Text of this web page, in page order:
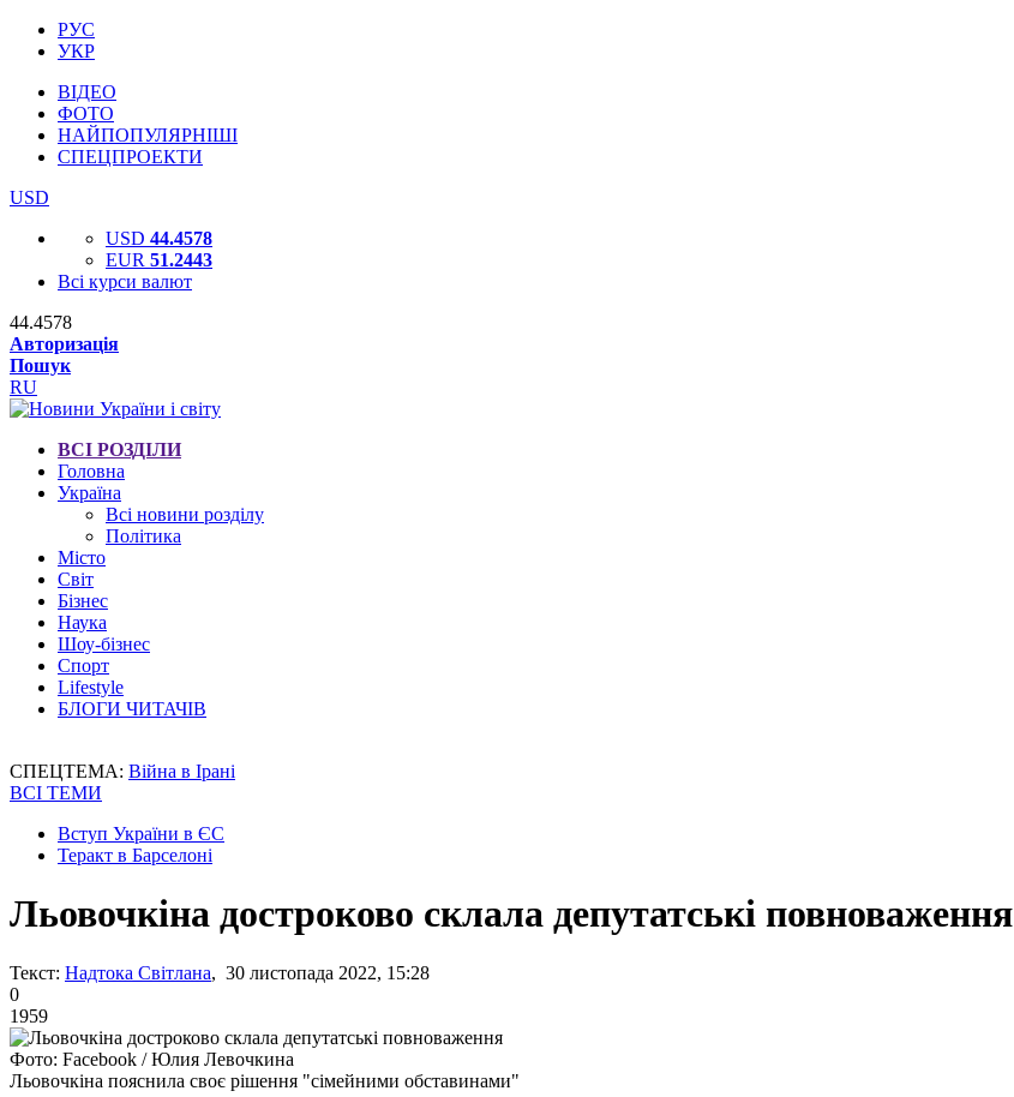
РУС
УКР
ВІДЕО
ФОТО
НАЙПОПУЛЯРНІШІ
СПЕЦПРОЕКТИ
USD
USD 44.4578
EUR 51.2443
Всі курси валют
44.4578
Авторизація
Пошук
RU
ВСІ РОЗДІЛИ
Головна
Україна
Всі новини розділу
Політика
Місто
Світ
Бізнес
Наука
Шоу-бізнес
Спорт
Lifestyle
БЛОГИ ЧИТАЧІВ
СПЕЦТЕМА: Війна в Ірані
ВСІ ТЕМИ
Вступ України в ЄС
Теракт в Барселоні
Льовочкіна достроково склала депутатські повноваження
Текст: Надтока Світлана, 30 листопада 2022, 15:28
0
1959
Фото: Facebook / Юлия Левочкина
Льовочкіна пояснила своє рішення "сімейними обставинами"